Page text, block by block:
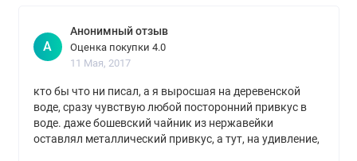
А
Анонимный отзыв
Оценка покупки 4.0
11 Мая, 2017
кто бы что ни писал, а я выросшая на деревенской
воде, сразу чувствую любой посторонний привкус в
воде. даже бошевский чайник из нержавейки
оставлял металлический привкус, а тут, на удивление,